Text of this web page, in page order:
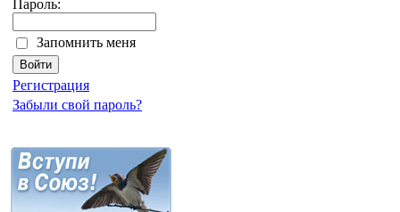
Пароль:
Запомнить меня
Регистрация
Забыли свой пароль?